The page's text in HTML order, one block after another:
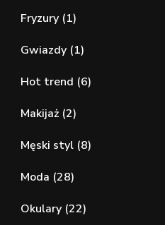
Fryzury (1)
Gwiazdy (1)
Hot trend (6)
Makijaż (2)
Męski styl (8)
Moda (28)
Okulary (22)